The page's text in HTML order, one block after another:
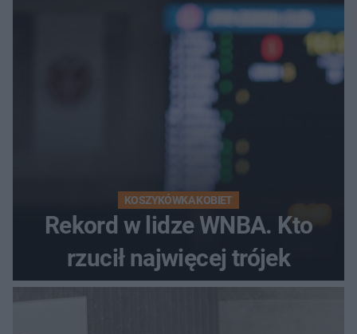
KOSZYKÓWKA KOBIET
Rekord w lidze WNBA. Kto
rzucił najwięcej trójek